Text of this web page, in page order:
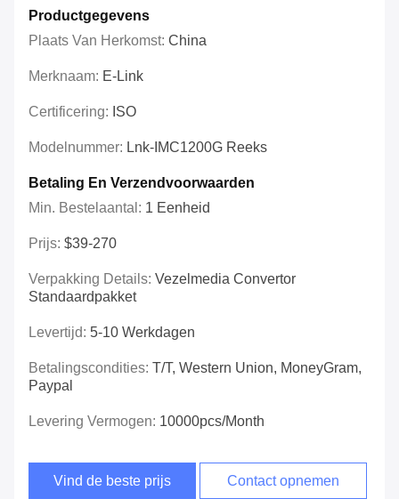
Productgegevens
Plaats Van Herkomst: China
Merknaam: E-Link
Certificering: ISO
Modelnummer: Lnk-IMC1200G Reeks
Betaling En Verzendvoorwaarden
Min. Bestelaantal: 1 Eenheid
Prijs: $39-270
Verpakking Details: Vezelmedia Convertor
Standaardpakket
Levertijd: 5-10 Werkdagen
Betalingscondities: T/T, Western Union, MoneyGram,
Paypal
Levering Vermogen: 10000pcs/Month
Vind de beste prijs Contact opnemen